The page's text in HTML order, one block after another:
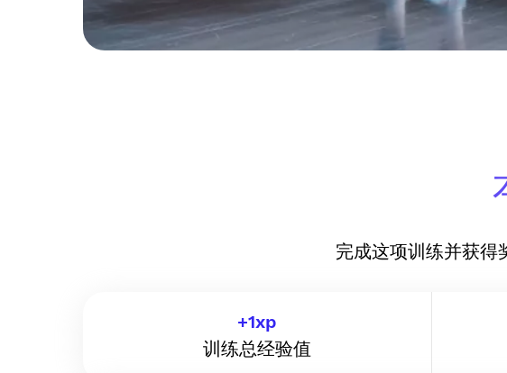
完成这项训练并获得
+1xp
训练总经验值